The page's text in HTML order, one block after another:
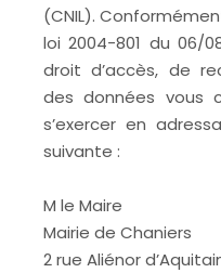
(CNIL).
loi 2004-801 du 06/
droit d’accès, de
des données vous
s’exercer en
suivante :
M le Maire
Mairie de Chaniers
2 rue Aliénor